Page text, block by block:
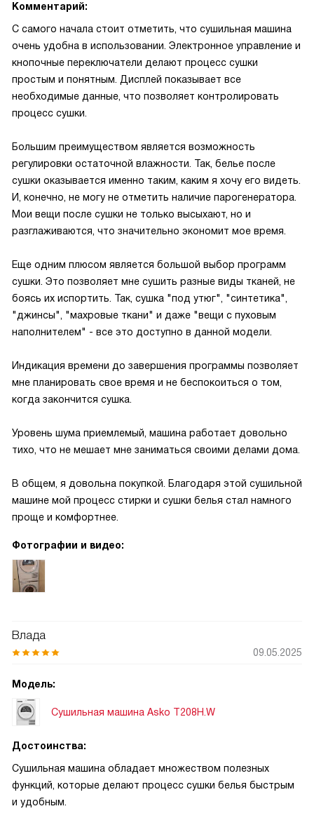
Комментарий:
С самого начала стоит отметить, что сушильная машина
очень удобна в использовании. Электронное управление и
кнопочные переключатели делают процесс сушки
простым и понятным. Дисплей показывает все
необходимые данные, что позволяет контролировать
процесс сушки.
Большим преимуществом является возможность
регулировки остаточной влажности. Так, белье после
сушки оказывается именно таким, каким я хочу его видеть.
И, конечно, не могу не отметить наличие парогенератора.
Мои вещи после сушки не только высыхают, но и
разглаживаются, что значительно экономит мое время.
Еще одним плюсом является большой выбор программ
сушки. Это позволяет мне сушить разные виды тканей, не
боясь их испортить. Так, сушка "под утюг", "синтетика",
"джинсы", "махровые ткани" и даже "вещи с пуховым
наполнителем" - все это доступно в данной модели.
Индикация времени до завершения программы позволяет
мне планировать свое время и не беспокоиться о том,
когда закончится сушка.
Уровень шума приемлемый, машина работает довольно
тихо, что не мешает мне заниматься своими делами дома.
В общем, я довольна покупкой. Благодаря этой сушильной
машине мой процесс стирки и сушки белья стал намного
проще и комфортнее.
Фотографии и видео:
Влада
09.05.2025
Модель:
Сушильная машина Asko T208H.W
Достоинства:
Сушильная машина обладает множеством полезных
функций, которые делают процесс сушки белья быстрым
и удобным.